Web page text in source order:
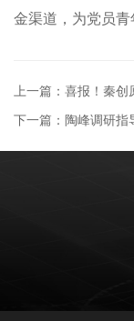
金渠道，为党员青
下一篇：陶峰调研